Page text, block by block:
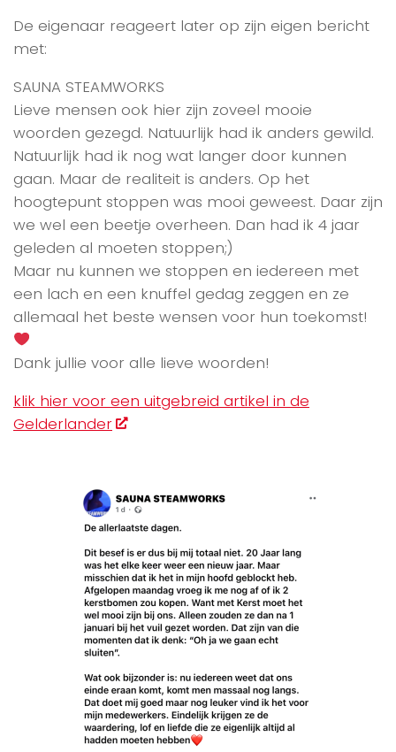
De eigenaar reageert later op zijn eigen bericht
met:
SAUNA STEAMWORKS
Lieve mensen ook hier zijn zoveel mooie
woorden gezegd. Natuurlijk had ik anders gewild.
Natuurlijk had ik nog wat langer door kunnen
gaan. Maar de realiteit is anders. Op het
hoogtepunt stoppen was mooi geweest. Daar zijn
we wel een beetje overheen. Dan had ik 4 jaar
geleden al moeten stoppen;)
Maar nu kunnen we stoppen en iedereen met
een lach en een knuffel gedag zeggen en ze
allemaal het beste wensen voor hun toekomst!
Dank jullie voor alle lieve woorden!
klik hier voor een uitgebreid artikel in de
Gelderlander